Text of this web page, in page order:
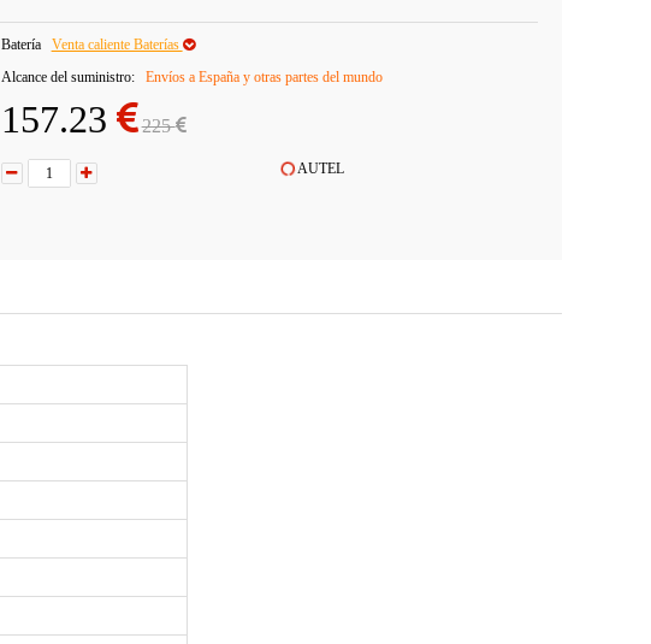
Batería
Venta caliente Baterías
Alcance del suministro: Envíos a España y otras partes del mundo
157.23 225
AUTEL